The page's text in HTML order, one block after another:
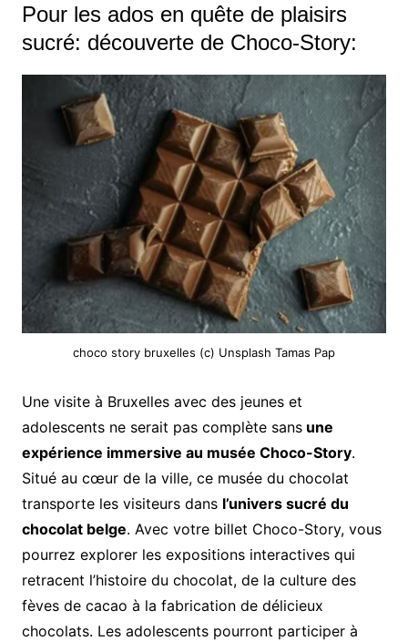
Pour les ados en quête de plaisirs
sucré: découverte de Choco-Story:
choco story bruxelles (c) Unsplash Tamas Pap
Une visite à Bruxelles avec des jeunes et
adolescents ne serait pas complète sansune
expérience immersive au musée Choco-Story.
Situé au cœur de la ville, ce musée du chocolat
transporte les visiteurs dans l’univers sucré du
chocolat belge. Avec votre billet Choco-Story, vous
pourrez explorer les expositions interactives qui
retracent l’histoire du chocolat, de la culture des
fèves de cacao à la fabrication de délicieux
chocolats. Les adolescents pourront participer à